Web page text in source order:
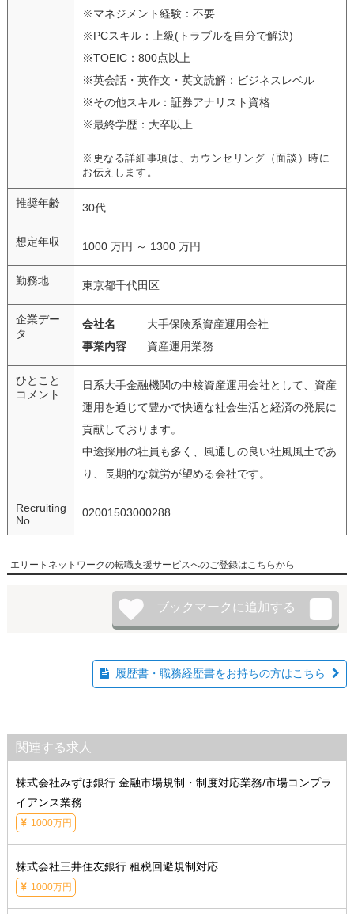
※マネジメント経験：不要
※PCスキル：上級(トラブルを自分で解決)
※TOEIC：800点以上
※英会話・英作文・英文読解：ビジネスレベル
※その他スキル：証券アナリスト資格
※最終学歴：大卒以上
※更なる詳細事項は、カウンセリング（面談）時に
お伝えします。
推奨年齢 30代
想定年収 1000 万円 ～ 1300 万円
勤務地 東京都千代田区
企業デー
タ
会社名
大手保険系資産運用会社
事業内容
資産運用業務
ひとこと
コメント
日系大手金融機関の中核資産運用会社として、資産
運用を通じて豊かで快適な社会生活と経済の発展に
貢献しております。
中途採用の社員も多く、風通しの良い社風風土であ
り、長期的な就労が望める会社です。
Recruiting
No.
02001503000288
エリートネットワークの転職支援サービスへのご登録はこちらから
履歴書・職務経歴書をお持ちの方はこちら
関連する求人
株式会社みずほ銀行 金融市場規制・制度対応業務/市場コンプラ
イアンス業務
1000万円
株式会社三井住友銀行 租税回避規制対応
1000万円